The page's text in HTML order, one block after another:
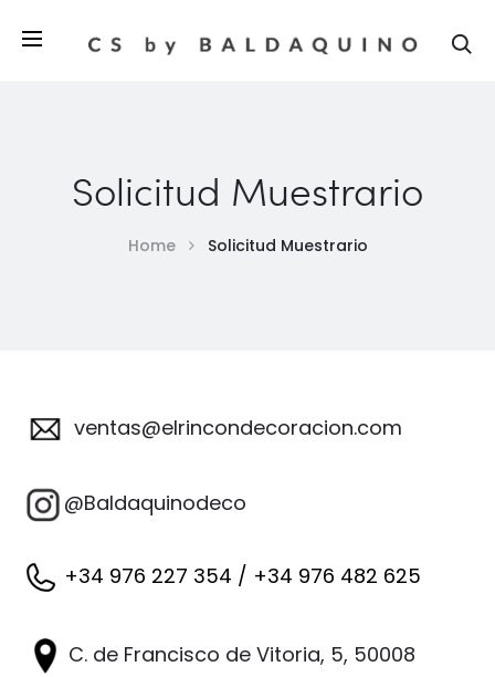
Solicitud Muestrario
Home Solicitud Muestrario
ventas@elrincondecoracion.com
@Baldaquinodeco
+34 976 227 354 / +34 976 482 625
C. de Francisco de Vitoria, 5, 50008